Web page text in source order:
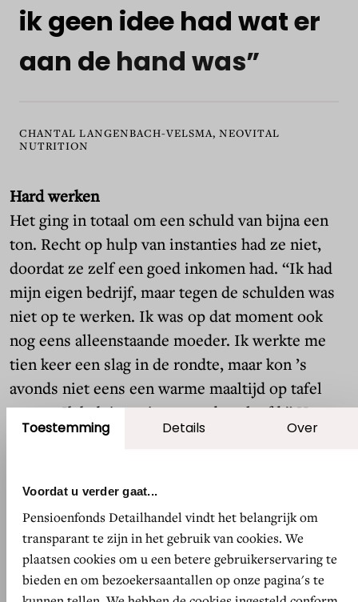
Toestemming Details Over
Voordat u verder gaat...
Pensioenfonds Detailhandel vindt het belangrijk om
transparant te zijn in het gebruik van cookies. We
plaatsen cookies om u een betere gebruikerservaring te
bieden en om bezoekersaantallen op onze pagina's te
ikgeen idee had water
aan de hand was”
CHANTAL LANGENBACH-VELSMA, NEOVITAL
NUTRITION
Hard werken
Het ging in totaal om een schuld van bijna een
ton. Recht op hulp van instanties had ze niet,
doordat ze zelf een goed inkomen had. “Ik had
mijn eigen bedrijf, maar tegen de schulden was
niet op te werken. Ik was op dat moment ook
nog eens alleenstaande moeder. Ik werkte me
tien keer een slag in de rondte, maar kon ’s
avonds niet eens een warme maaltijd op tafel
zetten. Ik heb jaren in armoede geleefd.” Haar
cateringbedrijf werd door alle geldproblemen
baantjes aangenomen om de schulden maar te
kunnen afbetalen. Na vier jaar leerde ik mijn
huidige man kennen en kwam ook zijn inkomen
erbij, maar het bleef heel hard werken.”